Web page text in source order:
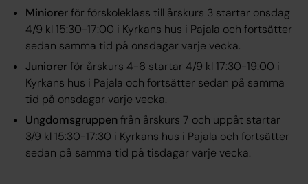
Miniorerför förskoleklass till årskurs 3 startar onsdag
4/9 kl 15:30-17:00 i Kyrkans hus i Pajala och fortsätter
sedan samma tid på onsdagar varje vecka.
Juniorerför årskurs 4-6 startar 4/9 kl 17:30-19:00 i
Kyrkans hus i Pajala och fortsätter sedan på samma
tid på onsdagar varje vecka.
Ungdomsgruppenfrån årskurs 7 och uppåt startar
3/9 kl 15:30-17:30 i Kyrkans hus i Pajala och fortsätter
sedan på samma tid på tisdagar varje vecka.